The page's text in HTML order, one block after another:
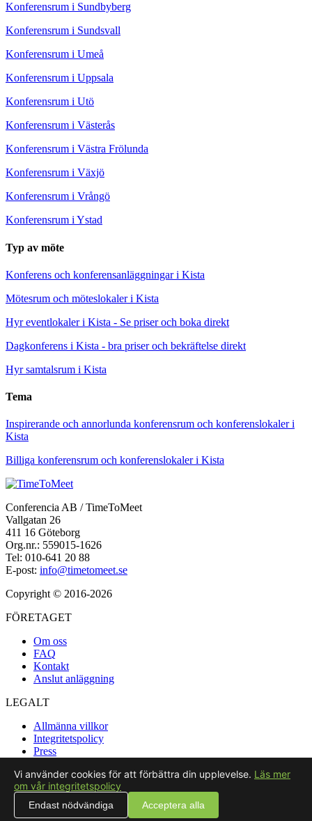
Konferensrum i Sundbyberg
Konferensrum i Sundsvall
Konferensrum i Umeå
Konferensrum i Uppsala
Konferensrum i Utö
Konferensrum i Västerås
Konferensrum i Västra Frölunda
Konferensrum i Växjö
Konferensrum i Vrångö
Konferensrum i Ystad
Typ av möte
Konferens och konferensanläggningar i Kista
Mötesrum och möteslokaler i Kista
Hyr eventlokaler i Kista - Se priser och boka direkt
Dagkonferens i Kista - bra priser och bekräftelse direkt
Hyr samtalsrum i Kista
Tema
Inspirerande och annorlunda konferensrum och konferenslokaler i
Kista
Billiga konferensrum och konferenslokaler i Kista
Conferencia AB / TimeToMeet
Vallgatan 26
411 16 Göteborg
Org.nr.: 559015-1626
Tel: 010-641 20 88
E-post: info@timetomeet.se
Copyright © 2016-2026
FÖRETAGET
Om oss
FAQ
Kontakt
Anslut anläggning
LEGALT
Allmänna villkor
Integritetspolicy
Press
SOCIALT
LinkedIn
Vi använder cookies för att förbättra din upplevelse. Läs mer
om vår integritetspolicy
Endast nödvändiga Acceptera alla